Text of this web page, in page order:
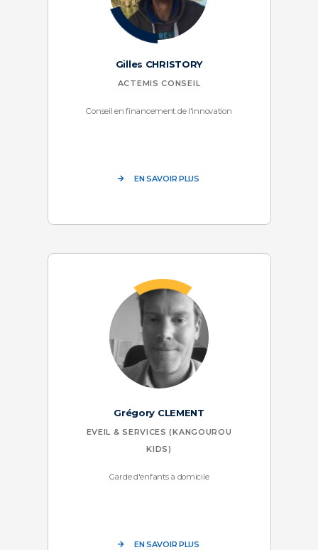
Gilles CHRISTORY
ACTEMIS CONSEIL
Conseil en financement de l'innovation
EN SAVOIR PLUS
Grégory CLEMENT
EVEIL & SERVICES (KANGOUROU
KIDS)
Garde d'enfants à domicile
EN SAVOIR PLUS